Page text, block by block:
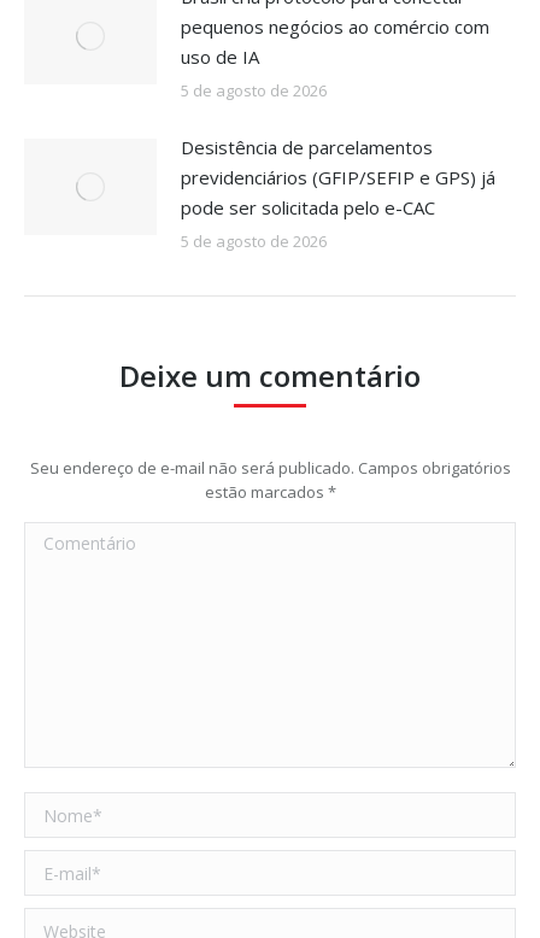
pequenos negócios ao comércio com
uso de IA
5 de agosto de 2026
Desistência de parcelamentos
previdenciários (GFIP/SEFIP e GPS) já
pode ser solicitada pelo e-CAC
5 de agosto de 2026
Deixe um comentário
Seu endereço de e-mail não será publicado. Campos obrigatórios
estão marcados *
Comentário
Nome *
E-mail *
Website